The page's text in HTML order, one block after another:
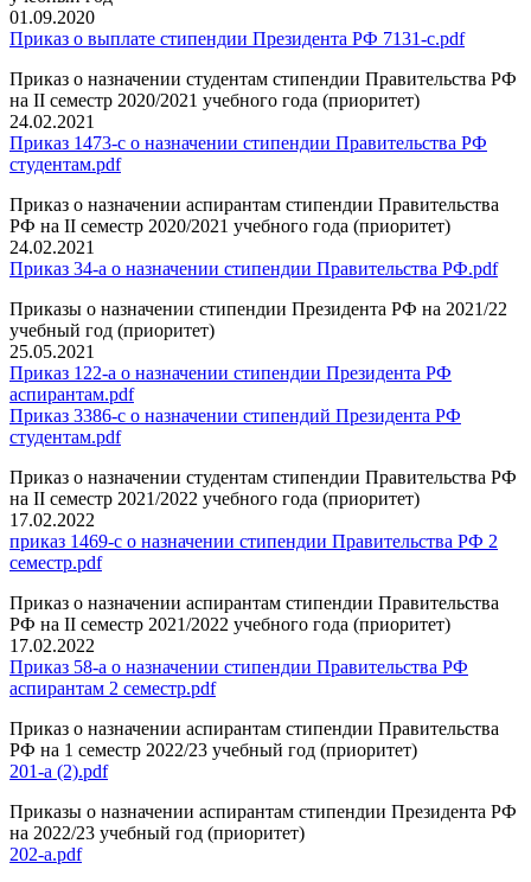
01.09.2020
Приказ о выплате стипендии Президента РФ 7131-с.pdf
Приказ о назначении студентам стипендии Правительства РФ
на II семестр 2020/2021 учебного года (приоритет)
24.02.2021
Приказ 1473-с о назначении стипендии Правительства РФ
студентам.pdf
Приказ о назначении аспирантам стипендии Правительства
РФ на II семестр 2020/2021 учебного года (приоритет)
24.02.2021
Приказ 34-а о назначении стипендии Правительства РФ.pdf
Приказы о назначении стипендии Президента РФ на 2021/22
учебный год (приоритет)
25.05.2021
Приказ 122-а о назначении стипендии Президента РФ
аспирантам.pdf
Приказ 3386-с о назначении стипендий Президента РФ
студентам.pdf
Приказ о назначении студентам стипендии Правительства РФ
на II семестр 2021/2022 учебного года (приоритет)
17.02.2022
приказ 1469-с о назначении стипендии Правительства РФ 2
семестр.pdf
Приказ о назначении аспирантам стипендии Правительства
РФ на II семестр 2021/2022 учебного года (приоритет)
17.02.2022
Приказ 58-а о назначении стипендии Правительства РФ
аспирантам 2 семестр.pdf
Приказ о назначении аспирантам стипендии Правительства
РФ на 1 семестр 2022/23 учебный год (приоритет)
201-а (2).pdf
Приказы о назначении аспирантам стипендии Президента РФ
на 2022/23 учебный год (приоритет)
202-а.pdf